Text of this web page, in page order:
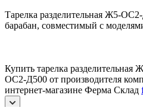
Тарелка разделительная Ж5-
барабан, совместимый с
Купить тарелка
ОС2-Д500 от производителя
интернет-магазине Ферма Склад